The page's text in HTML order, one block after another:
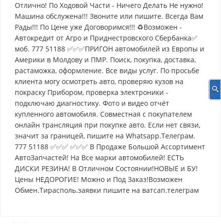
Отлично! По Ходовой Части - Ничего Делать Не нужно!
Машина обслужена!!! Звоните или пишите. Всегда Вам
Рады!!! По Цене уже Договоримся!!! ♻Возможен -
Автокредит от Агро и Приднестровского Сбербанка✅
моб. 777 51188 ✅✅✅ПРИГОН автомобилей из Европы и
Америки в Молдову и ПМР. Поиск, покупка, доставка,
растаможка, оформление. Все виды услуг. По просьбе
клиента могу осмотреть авто, проверяю кузов на
покраску Прибором, проверка электроники -
подключаю диагностику. Фото и видео отчёт
купленного автомобиля. Совместная с покупателем
онлайн трансляция при покупке авто. Если нет связи,
значит за границей, пишите на Whatsapp.Телеграм.
777 51188 ✅✅✅ ✅✅✅ В Продаже Большой Ассортимент
АвтоЗапчастей! На Все марки автомобилей! ЕСТЬ
ДИСКИ РЕЗИНА! В Отличном Состоянии!НОВЫЕ и БУ!
Цены НЕДОРОГИЕ! Можно и Под Заказ!Возможен
Обмен.Тирасполь.заявки пишите на ватсап.телеграм